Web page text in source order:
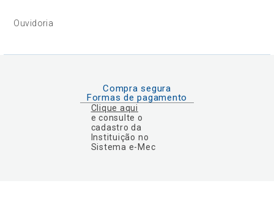
Ouvidoria
Compra segura
Formas de pagamento
Clique aqui
e consulte o
cadastro da
Instituição no
Sistema e-Mec